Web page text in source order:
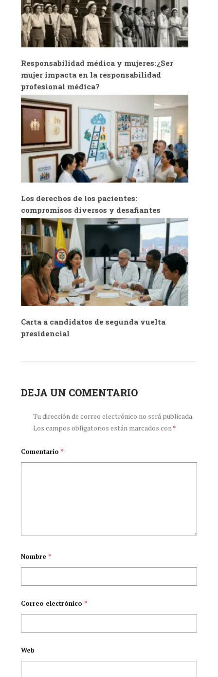
Responsabilidad médica y mujeres: ¿Ser
mujer impacta en la responsabilidad
profesional médica?
Los derechos de los pacientes:
compromisos diversos y desafiantes
Carta a candidatos de segunda vuelta
presidencial
DEJA UN COMENTARIO
Tu dirección de correo electrónico no será publicada.
Los campos obligatorios están marcados con *
Comentario *
Nombre *
Correo electrónico *
Web